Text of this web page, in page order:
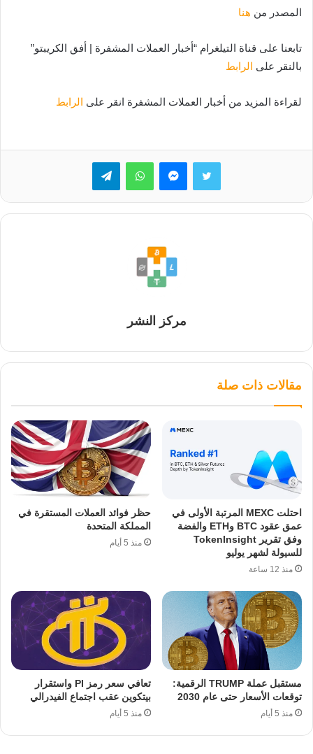
المصدر من هنا
تابعنا على قناة التيلغرام “أخبار العملات المشفرة | أفق الكريبتو”
بالنقر على الرابط
لقراءة المزيد من أخبار العملات المشفرة انقر على الرابط
تويتر ماسنجرواتساب تيلقرام
مركز النشر
مقالات ذات صلة
احتلت MEXC المرتبة الأولى في
عمق عقود BTC وETH والفضة
وفق تقرير TokenInsight
للسيولة لشهر يوليو
منذ 12 ساعة
حظر فوائد العملات المستقرة في
المملكة المتحدة
منذ 5 أيام
مستقبل عملة TRUMP الرقمية:
توقعات الأسعار حتى عام 2030
منذ 5 أيام
تعافي سعر رمز PI واستقرار
بيتكوين عقب اجتماع الفيدرالي
منذ 5 أيام